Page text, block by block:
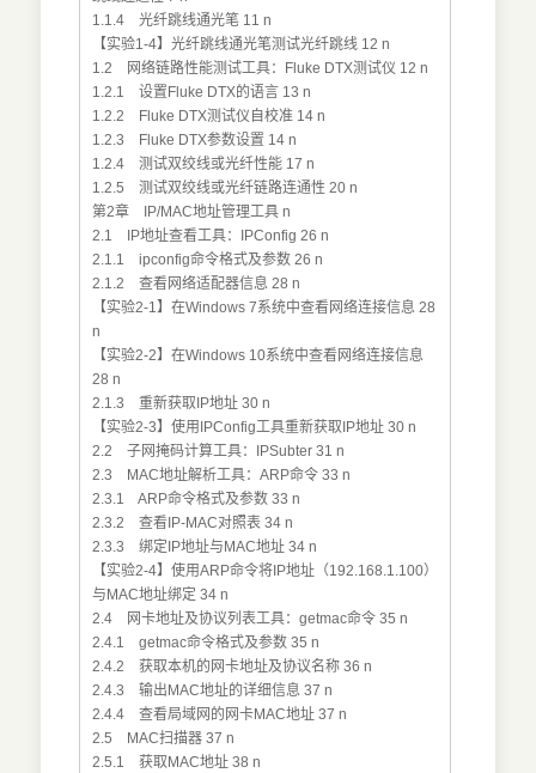
1.1.4 光纤跳线通光笔 11 n
【实验1-4】光纤跳线通光笔测试光纤跳线 12 n
1.2 网络链路性能测试工具：Fluke DTX测试仪 12 n
1.2.1 设置Fluke DTX的语言 13 n
1.2.2 Fluke DTX测试仪自校准 14 n
1.2.3 Fluke DTX参数设置 14 n
1.2.4 测试双绞线或光纤性能 17 n
1.2.5 测试双绞线或光纤链路连通性 20 n
第2章 IP/MAC地址管理工具 n
2.1 IP地址查看工具：IPConfig 26 n
2.1.1 ipconfig命令格式及参数 26 n
2.1.2 查看网络适配器信息 28 n
【实验2-1】在Windows 7系统中查看网络连接信息 28
n
【实验2-2】在Windows 10系统中查看网络连接信息
28 n
2.1.3 重新获取IP地址 30 n
【实验2-3】使用IPConfig工具重新获取IP地址 30 n
2.2 子网掩码计算工具：IPSubter 31 n
2.3 MAC地址解析工具：ARP命令 33 n
2.3.1 ARP命令格式及参数 33 n
2.3.2 查看IP-MAC对照表 34 n
2.3.3 绑定IP地址与MAC地址 34 n
【实验2-4】使用ARP命令将IP地址（192.168.1.100）
与MAC地址绑定 34 n
2.4 网卡地址及协议列表工具：getmac命令 35 n
2.4.1 getmac命令格式及参数 35 n
2.4.2 获取本机的网卡地址及协议名称 36 n
2.4.3 输出MAC地址的详细信息 37 n
2.4.4 查看局域网的网卡MAC地址 37 n
2.5 MAC扫描器 37 n
2.5.1 获取MAC地址 38 n